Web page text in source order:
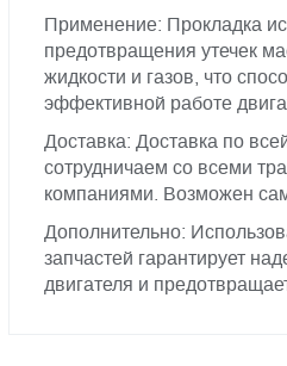
Применение: Прокладка
предотвращения утечек
жидкости и газов, что
эффективной работе
Доставка: Доставка по
сотрудничаем со всеми
компаниями. Возможен
Дополнительно:
запчастей гарантирует
двигателя и